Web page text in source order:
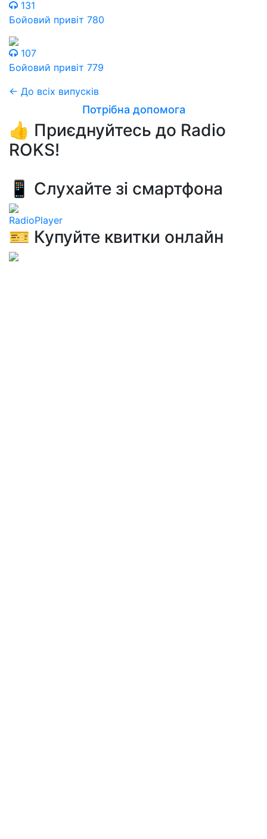
131
Бойовий привіт 780
107
Бойовий привіт 779
← До всіх випусків
Потрібна допомога
👍 Приєднуйтесь до Radio
ROKS!
📱 Слухайте зі смартфона
RadioPlayer
🎫 Купуйте квитки онлайн